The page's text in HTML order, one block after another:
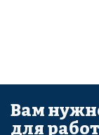
Вам
для